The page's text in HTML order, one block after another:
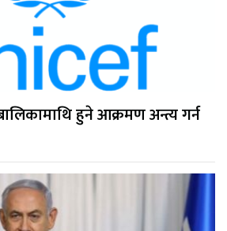
हुने आक्रमण अन्त्य गर्न